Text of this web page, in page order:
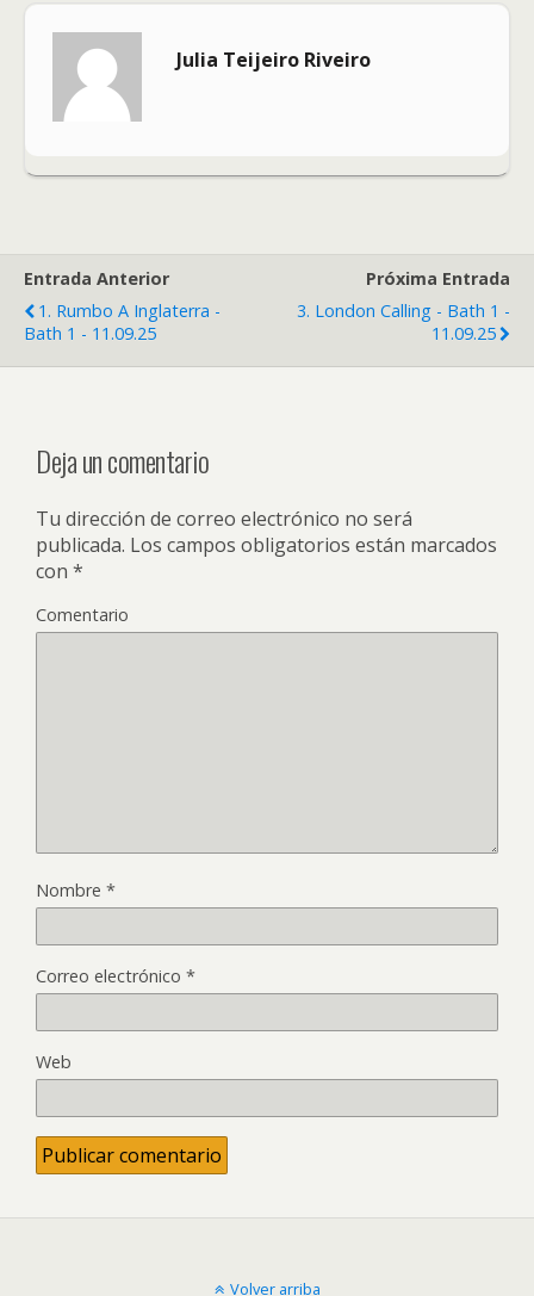
Julia Teijeiro Riveiro
Entrada Anterior
1. Rumbo A Inglaterra -
Bath 1 - 11.09.25
Próxima Entrada
3. London Calling - Bath 1 -
11.09.25
Deja un comentario
Tu dirección de correo electrónico no será
publicada. Los campos obligatorios están marcados
con *
Comentario
Nombre *
Correo electrónico *
Web
Volver arriba